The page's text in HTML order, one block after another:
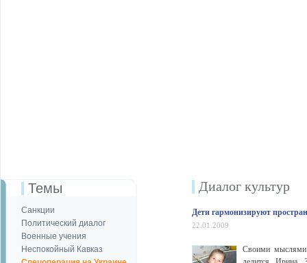
Темы
Санкции
Политический диалог
Военные учения
Неспокойный Кавказ
Диалог культур
Дети гармонизируют
22.01.2009
Своими мыслями